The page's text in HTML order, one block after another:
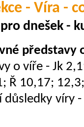
- Víra -
dnešek -
představy
o víře - Jk
Ř 10,17;
důsledky víry